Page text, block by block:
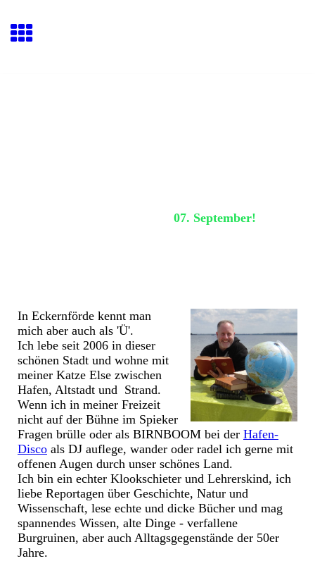
07. September!
In Eckernförde kennt man
mich aber auch als 'Ü'.
Ich lebe seit 2006 in dieser
schönen Stadt und wohne mit
meiner Katze Else zwischen
Hafen, Altstadt und Strand.
Wenn ich in meiner Freizeit
nicht auf der Bühne im Spieker
Fragen brülle oder als BIRNBOOM bei der Hafen-
Disco als DJ auflege, wander oder radel ich gerne mit
offenen Augen durch unser schönes Land.
Ich bin ein echter Klookschieter und Lehrerskind, ich
liebe Reportagen über Geschichte, Natur und
Wissenschaft, lese echte und dicke Bücher und mag
spannendes Wissen, alte Dinge - verfallene
Burgruinen, aber auch Alltagsgegenstände der 50er
Jahre.